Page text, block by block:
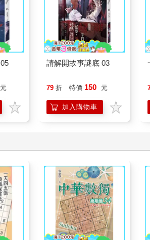
元
請解開故事謎底 03
79 折 特價 150 元
加入購物車